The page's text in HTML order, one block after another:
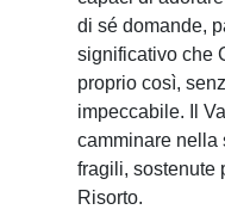
di sé domande,
significativo che
proprio così,
impeccabile. Il
camminare nella
fragili, sostenute
Risorto.